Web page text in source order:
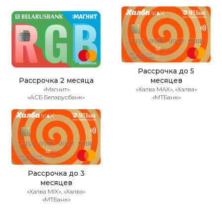
Рассрочка 2 месяца
«Магнит»
«АСБ Беларусбанк»
Рассрочка до 5
месяцев
«Халва MAX», «Халва»
«МТБанк»
Рассрочка до 3
месяцев
«Халва MIX», «Халва»
«МТБанк»